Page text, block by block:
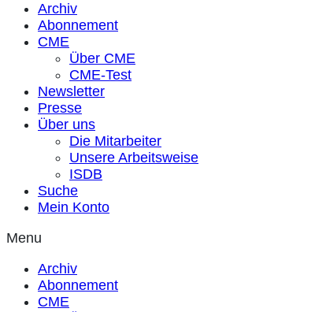
Archiv
Abonnement
CME
Über CME
CME-Test
Newsletter
Presse
Über uns
Die Mitarbeiter
Unsere Arbeitsweise
ISDB
Suche
Mein Konto
Menu
Archiv
Abonnement
CME